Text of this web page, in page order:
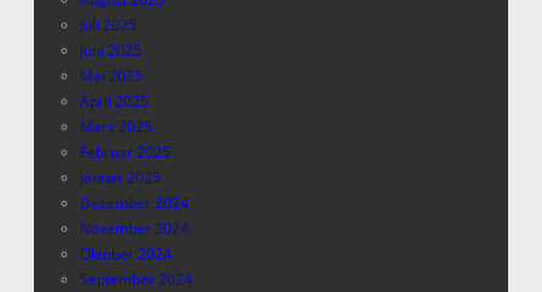
Juli 2025
Juni 2025
Mai 2025
April 2025
März 2025
Februar 2025
Januar 2025
Dezember 2024
November 2024
Oktober 2024
September 2024